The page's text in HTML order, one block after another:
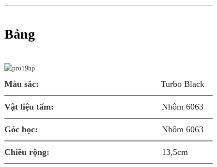
Bảng
Màu sắc: Turbo Black
Vật liệu tấm: Nhôm 6063
Góc bọc: Nhôm 6063
Chiều rộng: 13,5cm